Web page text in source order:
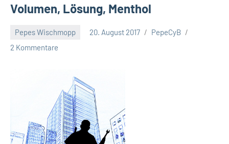
Volumen, Lösung, Menthol
Pepes Wischmopp 20. August 2017
PepeCyB
2 Kommentare